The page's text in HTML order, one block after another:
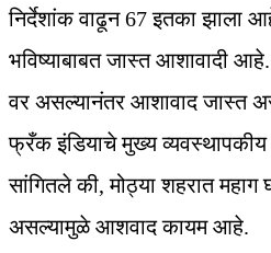
निर्देशांक वाढून 67 इतका झाला
भविष्याबाबत जास्त आशावादी
वर असल्यानंतर आशावाद जास्त
फ्रँक इंडियाचे मुख्य
सांगितले की, मोठ्या शहरात महाग
असल्यामुळे आशवाद कायम आहे.